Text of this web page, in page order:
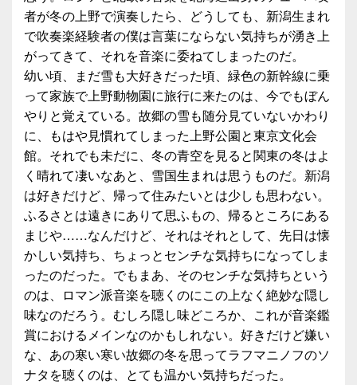
者が冬の上野で演奏したら、どうしても、新潟生まれ
で吹奏楽経験者の僕は言葉にならない気持ちが湧き上
がってきて、それを音楽に委ねてしまったのだ。
幼い頃、まだ雪も大好きだった頃、緑色の新幹線に乗
って家族で上野動物園に旅行に来たのは、今でもぼん
やりと覚えている。故郷の雪も随分見ていないかわり
に、もはや見慣れてしまった上野公園と東京文化会
館。それでも未だに、冬の青空を見ると関東の冬はよ
く晴れて凄いなあと、雪国生まれは思うものだ。新潟
は好きだけど、帰って住みたいとは少しも思わない。
ふるさとは遠きにありて思ふもの、帰るところにある
まじや……なんだけど、それはそれとして、先日は懐
かしい気持ち、ちょっとセンチな気持ちになってしま
ったのだった。でもまあ、そのセンチな気持ちという
のは、ロマン派音楽を聴くのにこの上なく絶妙な隠し
味なのだろう。むしろ隠し味どころか、これが音楽鑑
賞におけるメインなのかもしれない。好きだけど嫌い
な、あの寒い寒い故郷の冬を思ってラフマニノフのソ
ナタを聴くのは、とても温かい気持ちだった。